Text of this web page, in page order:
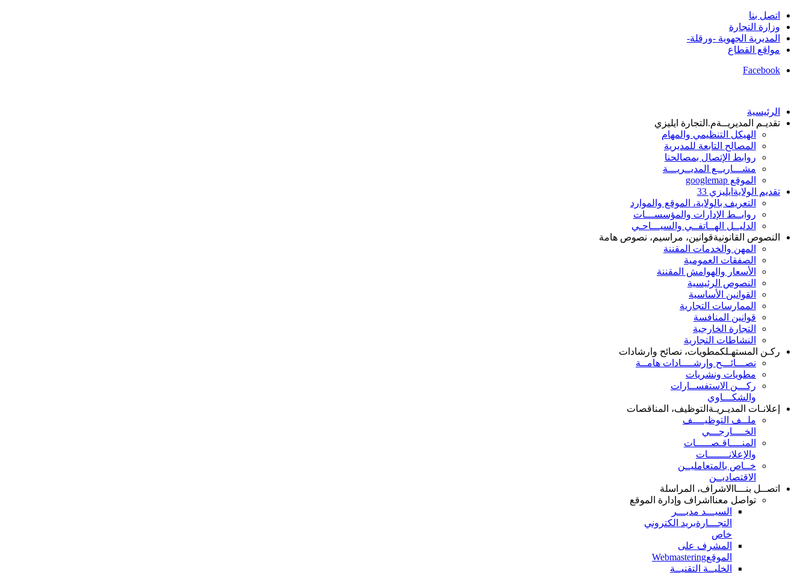
اتصل بنا
وزارة التجارة
المديرية الجهوية -ورقلة-
مواقع القطاع
Facebook
الرئيسية
تقديـم المديريــةم.التجارة ايليزي
الهيكل التنظيمي والمهام
المصالح التابعة للمديرية
روابط الإتصال بمصالحنا
مشـــاريــع المديــريـــة
الموقع googlemap
تقديم الولاية ايليزي 33
التعريف بالولاية، الموقع والموارد
روابــط الإدارات والمؤسســـات
الدليــل الهــاتفــي والسيـــاحـي
النصوص القانونيةقوانين، مراسيم، نصوص هامة
المهن والخدمات المقننة
الصفقات العمومية
الأسعار والهوامش المقننة
النصوص الرئيسية
القوانين الأساسية
الممارسات التجارية
قوانين المنافسة
التجارة الخارجية
النشاطات التجارية
ركـن المستهـلكمطويات، نصائح وارشادات
نصـــائـــح وإرشــــادات هامــة
مطويات ونشريات
ركـــن الاستفســارات
والشكـــاوي
إعلانـات المديـريـة التوظيف، المناقصات
ملــف التوظيــــف
الخــــارجـــي
المنــــاقـصـــــات
والإعلانـــــــات
خــاص بالمتعامليــن
الاقتصاديــن
اتصــل بنـــا الاشراف، المراسلة
تواصل معنا اشراف وإدارة الموقع
السيـــد مديـــر
التجـــارةبريد الكتروني
خاص
المشرف على
الموقعWebmastering
الخليــة التقنيــة